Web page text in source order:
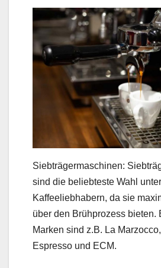
Siebträgermaschinen:
sind die beliebteste Wahl unter
Kaffeeliebhabern, da sie
über den Brühprozess bieten.
Marken sind z.B. La
Espresso und ECM.